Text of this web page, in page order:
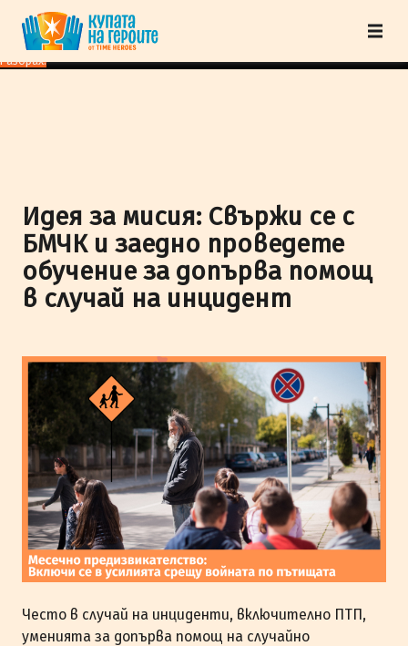
"Купата на героите" от TimeHeroes ползва cookies, за да осигурим по-
добро представяне на сайта и да подобрим Вашето преживяване.Научи
повече
Разбрах!
Идея за мисия: Свържи се с
БМЧК и заедно проведете
обучение за допърва помощ
в случай на инцидент
Често в случай на инциденти, включително ПТП,
уменията за допърва помощ на случайно